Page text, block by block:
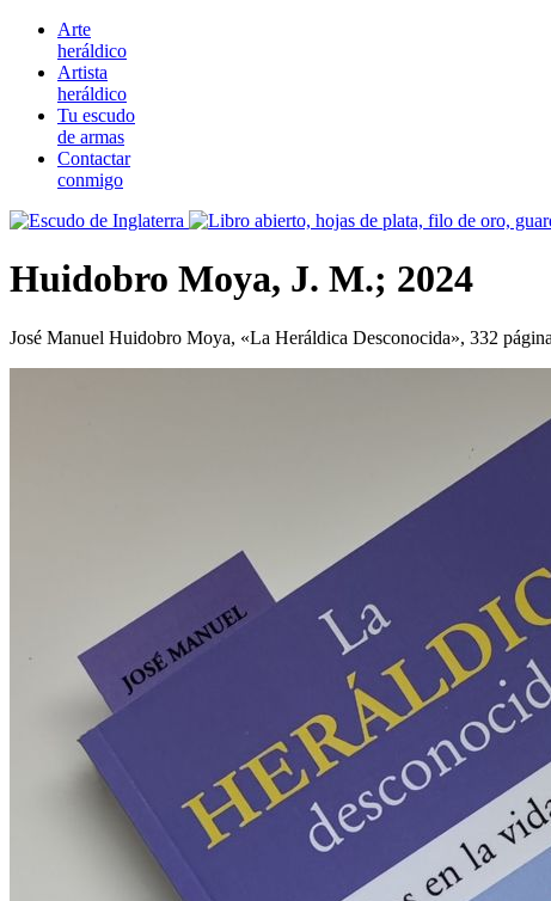
Arte
heráldico
Artista
heráldico
Tu escudo
de armas
Contactar
conmigo
Huidobro Moya, J. M.; 2024
José Manuel Huidobro Moya, «La Heráldica Desconocida», 332